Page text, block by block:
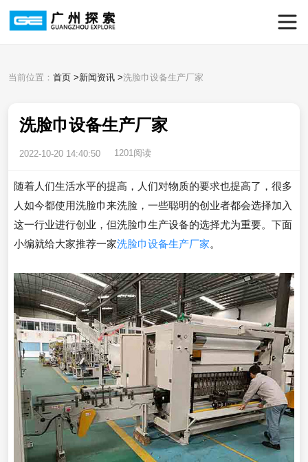
当前位置： 首页 >新闻资讯 >洗脸巾设备生产厂家
洗脸巾设备生产厂家
2022-10-20 14:40:50 1201阅读
随着人们生活水平的提高，人们对物质的要求也提高了，很多
人如今都使用洗脸巾来洗脸，一些聪明的创业者都会选择加入
这一行业进行创业，但洗脸巾生产设备的选择尤为重要。下面
小编就给大家推荐一家洗脸巾设备生产厂家。